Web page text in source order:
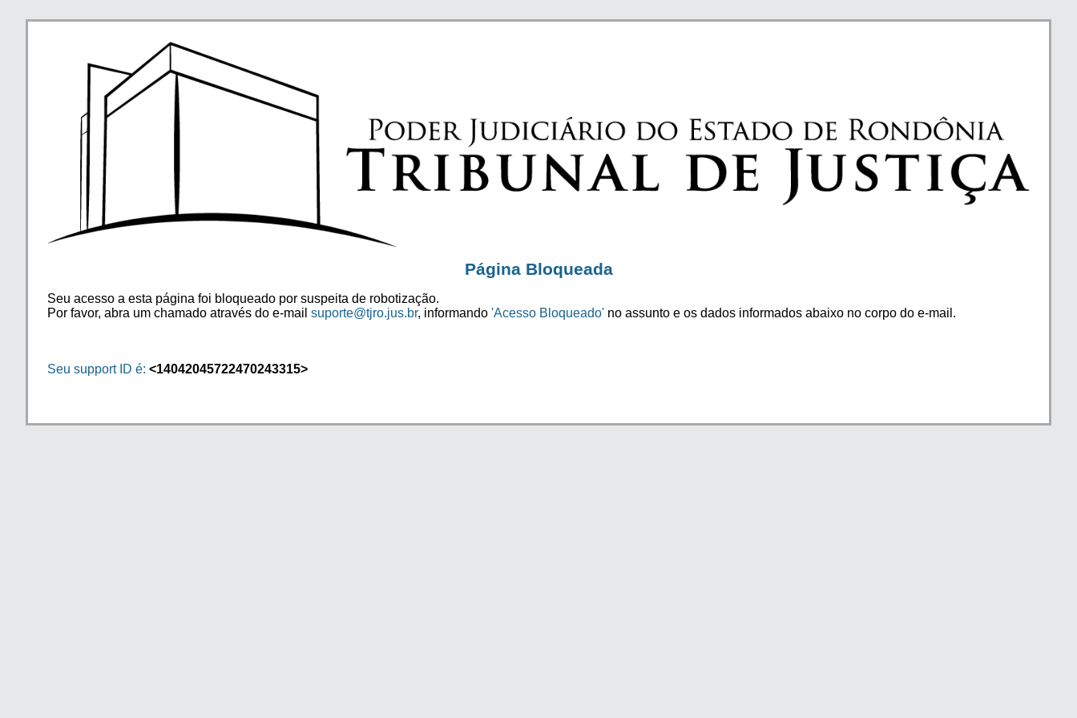
Página Bloqueada
Seu acesso a esta página foi bloqueado por suspeita de robotização.
Por favor, abra um chamado através do e-mail suporte@tjro.jus.br, informando 'Acesso Bloqueado' no assunto e os dados informados abaixo no corpo do e-mail.
Seu support ID é: <14042045722470243315>